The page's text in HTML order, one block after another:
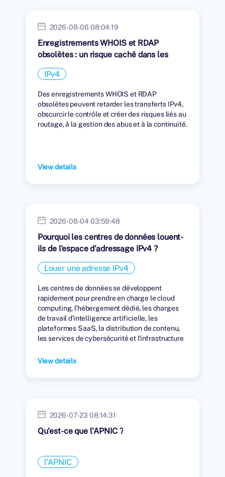
2026-08-06 08:04:19
Enregistrements WHOIS et RDAP
obsolètes : un risque caché dans les
transferts IPv4
IPv4
Des enregistrements WHOIS et RDAP
obsolètes peuvent retarder les transferts IPv4,
obscurcir le contrôle et créer des risques liés au
routage, à la gestion des abus et à la continuité.
View details
2026-08-04 03:59:48
Pourquoi les centres de données louent-
ils de l'espace d'adressage IPv4 ?
Louer une adresse IPv4
Les centres de données se développent
rapidement pour prendre en charge le cloud
computing, l'hébergement dédié, les charges
de travail d'intelligence artificielle, les
plateformes SaaS, la distribution de contenu,
les services de cybersécurité et l'infrastructure
View details
2026-07-23 08:14:31
Qu'est-ce que l'APNIC ?
l'APNIC